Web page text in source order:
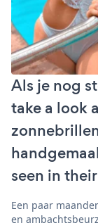
Als je nog
take a look
seen in
Een paar
en